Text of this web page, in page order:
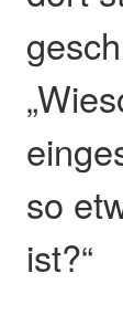
so
ist?“